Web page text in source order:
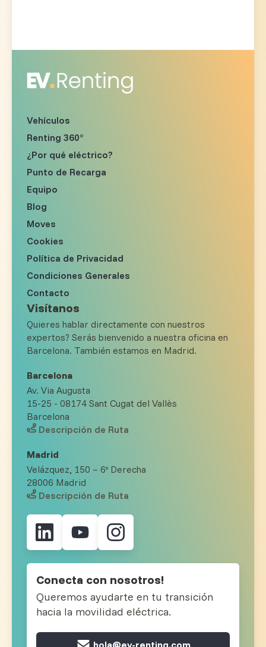
Vehículos
Renting 360°
¿Por qué eléctrico?
Punto de Recarga
Equipo
Blog
Moves
Cookies
Política de Privacidad
Condiciones Generales
Contacto
Visítanos
Quieres hablar directamente con nuestros
expertos? Serás bienvenido a nuestra oficina en
Barcelona. También estamos en Madrid.
Barcelona
Av. Via Augusta
15-25 - 08174 Sant Cugat del Vallès
Barcelona
Descripción de Ruta
Madrid
Velázquez, 150 – 6º Derecha
28006 Madrid
Descripción de Ruta
Conecta con nosotros!
Queremos ayudarte en tu transición
hacia la movilidad eléctrica.
hola@ev-renting.com